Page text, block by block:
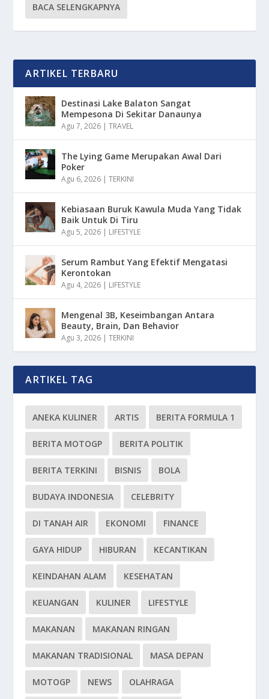
BACA SELENGKAPNYA
ARTIKEL TERBARU
Destinasi Lake Balaton Sangat
Mempesona Di Sekitar Danaunya
Agu 7, 2026 |TRAVEL
The Lying Game Merupakan Awal Dari
Poker
Agu 6, 2026 |TERKINI
Kebiasaan Buruk Kawula Muda Yang Tidak
Baik Untuk Di Tiru
Agu 5, 2026 | LIFESTYLE
Serum Rambut Yang Efektif Mengatasi
Kerontokan
Agu 4, 2026 | LIFESTYLE
Mengenal 3B, Keseimbangan Antara
Beauty, Brain, Dan Behavior
Agu 3, 2026 |TERKINI
ARTIKEL TAG
ANEKA KULINER ARTIS BERITA FORMULA 1
BERITA MOTOGP BERITA POLITIK
BERITA TERKINI BISNIS BOLA
BUDAYA INDONESIA CELEBRITY
DI TANAH AIR EKONOMI FINANCE
GAYA HIDUP HIBURAN KECANTIKAN
KEINDAHAN ALAM KESEHATAN
KEUANGAN KULINER LIFESTYLE
MAKANAN MAKANAN RINGAN
MAKANAN TRADISIONAL MASA DEPAN
MOTOGP NEWS OLAHRAGA